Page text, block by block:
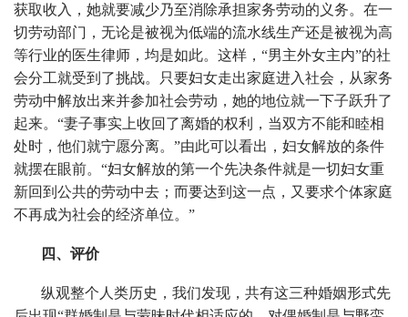
获取收入，她就要减少乃至消除承担家务劳动的义务。在一
切劳动部门，无论是被视为低端的流水线生产还是被视为高
等行业的医生律师，均是如此。这样，“男主外女主内”的社
会分工就受到了挑战。只要妇女走出家庭进入社会，从家务
劳动中解放出来并参加社会劳动，她的地位就一下子跃升了
起来。“妻子事实上收回了离婚的权利，当双方不能和睦相
处时，他们就宁愿分离。”由此可以看出，妇女解放的条件
就摆在眼前。“妇女解放的第一个先决条件就是一切妇女重
新回到公共的劳动中去；而要达到这一点，又要求个体家庭
不再成为社会的经济单位。”
四、评价
纵观整个人类历史，我们发现，共有这三种婚姻形式先